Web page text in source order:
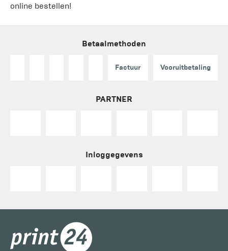
online bestellen!
Betaalmethoden
Factuur Vooruitbetaling
PARTNER
Inloggegevens